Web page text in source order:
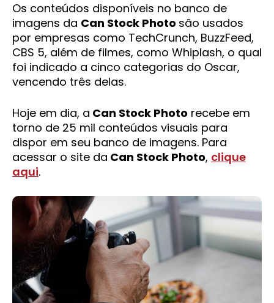
Os conteúdos disponíveis no banco de
imagens da Can Stock Photo são usados
por empresas como TechCrunch, BuzzFeed,
CBS 5, além de filmes, como Whiplash, o qual
foi indicado a cinco categorias do Oscar,
vencendo três delas.
Hoje em dia, a Can Stock Photo recebe em
torno de 25 mil conteúdos visuais para
dispor em seu banco de imagens. Para
acessar o site da Can Stock Photo, clique
aqui.